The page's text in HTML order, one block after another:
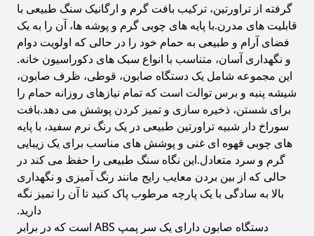
گرفته از تراورتین، ترکیب بافت گرم و ارگانیک سنگ طبیعی با
قابلیت های مدرن.با پایه های چوبی گرم و پوشه ها، آن را به یک
فضای آرام و طبیعی به حمام خود را در حالی که اولویت دوام
و نگهداری آسان، متناسب با انواع سبک های دکوراسیون خانه.
این مجموعه شامل یک دستگاه صابون، قوطی، ظرف صابون،
شیشه پنبه و برس توالت است که تمام نیازهای روزانه حمام را
برای شستن، ذخیره سازی و تمیز کردن پوشش می دهد.بافت
سوراخ دار شبیه تراورتین طبیعی در یک رنگ نرم سفید، با پایه
های چوبی قهوه ای غنی و پوشش های مناسب برای یک زیبایی
گرم و سرد متعادل.این نگاه سنگ طبیعی را حفظ می کند در
حالی که از بین بردن معایب رایج مانند رنگ آمیزی و نگهداری
بالا ‬به سادگی با یک پارچه مرطوب پاک کنید تا آن را تمیز نگه
دارید.
دستگاه صابون دارای یک سر پمپ ABS است که در برابر